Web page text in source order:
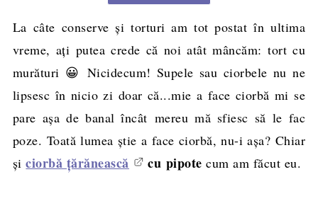
La câte conserve şi torturi am tot postat în ultima
vreme, aţi putea crede că noi atât mâncăm: tort cu
murături 😀 Nicidecum! Supele sau ciorbele nu ne
lipsesc în nicio zi doar că...mie a face ciorbă mi se
pare aşa de banal încât mereu mă sfiesc să le fac
poze. Toată lumea ştie a face ciorbă, nu-i aşa? Chiar
şiciorbă ţărănească cu pipote cum am făcut eu.